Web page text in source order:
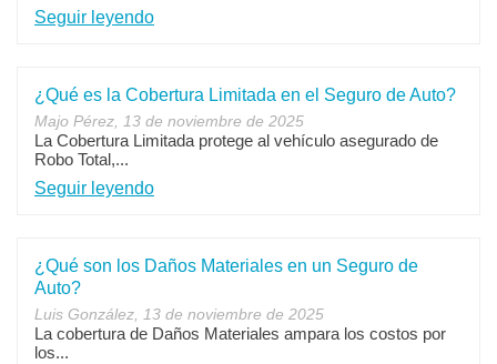
Seguir leyendo
¿Qué es la Cobertura Limitada en el Seguro de Auto?
Majo Pérez, 13 de noviembre de 2025
La Cobertura Limitada protege al vehículo asegurado de
Robo Total,...
Seguir leyendo
¿Qué son los Daños Materiales en un Seguro de
Auto?
Luis González, 13 de noviembre de 2025
La cobertura de Daños Materiales ampara los costos por
los...